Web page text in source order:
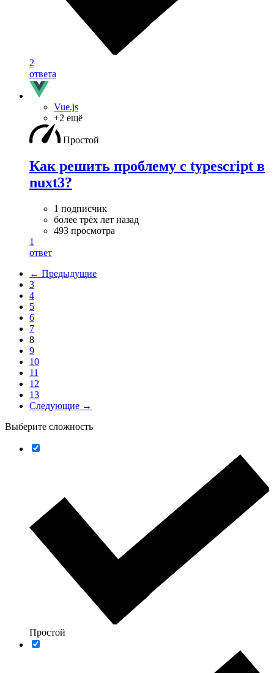
2
ответа
Vue.js
+2 ещё
Простой
Как решить проблему с typescript в
nuxt3?
1 подписчик
более трёх лет назад
493 просмотра
1
ответ
← Предыдущие
3
4
5
6
7
8
9
10
11
12
13
Следующие →
Выберите сложность
Простой